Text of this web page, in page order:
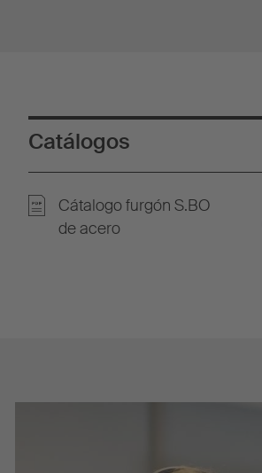
Catálogos
Cátalogo furgón S.BO
de acero